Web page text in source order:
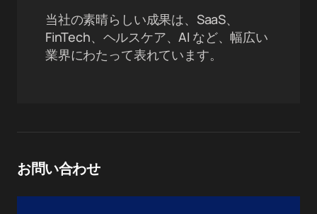
当社の素晴らしい成果は、SaaS、
FinTech、ヘルスケア、AI など、幅広い
業界にわたって表れています。
お問い合わせ